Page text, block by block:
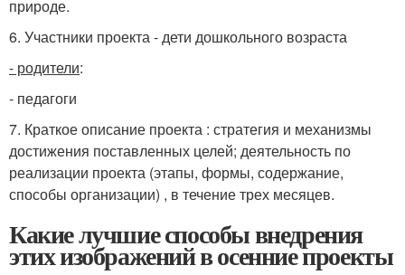
природе.
6. Участники проекта - дети дошкольного возраста
- родители:
- педагоги
7. Краткое описание проекта : стратегия и механизмы
достижения поставленных целей; деятельность по
реализации проекта (этапы, формы, содержание,
способы организации) , в течение трех месяцев.
Какие лучшие способы внедрения
этих изображений в осенние проекты